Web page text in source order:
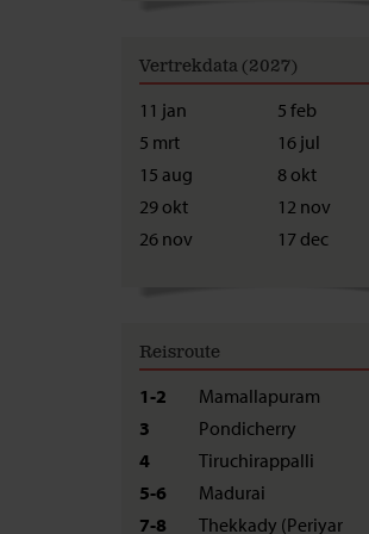
Vertrekdata (2027)
11 jan
5 feb
5 mrt
16 jul
15 aug
8 okt
29 okt
12 nov
26 nov
17 dec
Reisroute
1-2
Mamallapuram
3
Pondicherry
4
Tiruchirappalli
5-6
Madurai
7-8
Thekkady (Periyar